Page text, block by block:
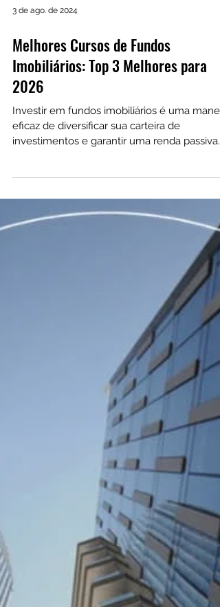
3 de ago. de 2024
Melhores Cursos de Fundos
Imobiliários: Top 3 Melhores para
2026
Investir em fundos imobiliários é uma